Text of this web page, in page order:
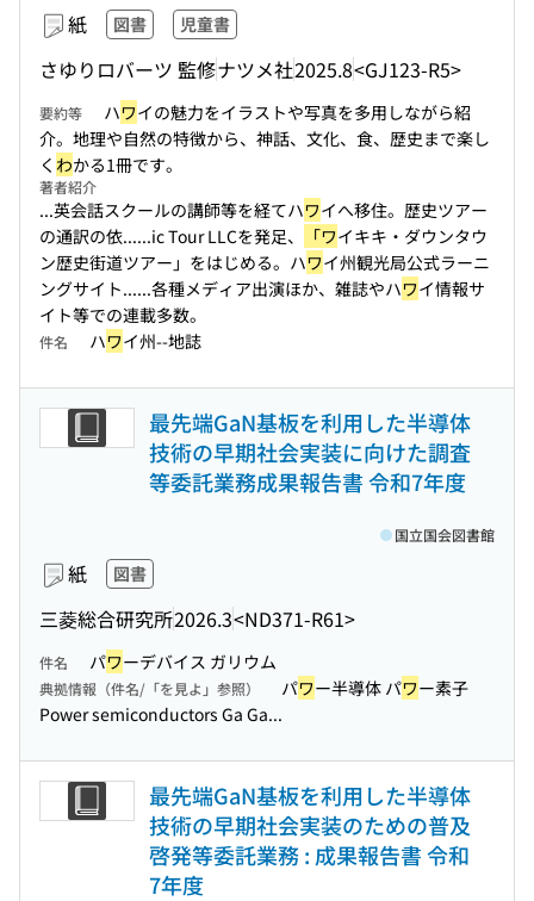
紙 図書 児童書
さゆりロバーツ 監修ナツメ社2025.8<GJ123-R5>
要約等 ハワイの魅力をイラストや写真を多用しながら紹
介。地理や自然の特徴から、神話、文化、食、歴史まで楽し
く わかる1冊です。
著者紹介
...英会話スクールの講師等を経てハワイへ移住。歴史ツアー
の通訳の依......ic Tour LLCを発足、 「ワイキキ・ダウンタウ
ン歴史街道ツアー」をはじめる。ハワイ州観光局公式ラーニ
ングサイト......各種メディア出演ほか、雑誌やハワイ情報サ
イト等での連載多数。
件名 ハワイ州--地誌
最先端GaN基板を利用した半導体
技術の早期社会実装に向けた調査
等委託業務成果報告書 令和7年度
紙 図書
三菱総合研究所2026.3<ND371-R61>
国立国会図書館
件名 パワーデバイス ガリウム
典拠情報（件名/「を見よ」参照） パワー半導体 パワー素子
Power semiconductors Ga Ga...
最先端GaN基板を利用した半導体
技術の早期社会実装のための普及
啓発等委託業務 : 成果報告書 令和
7年度